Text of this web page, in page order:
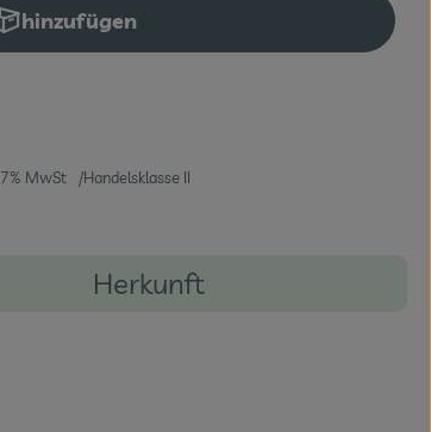
hinzufügen
Produkt zum Warenkorb hinzufügen
7% MwSt Handelsklasse II
Herkunft